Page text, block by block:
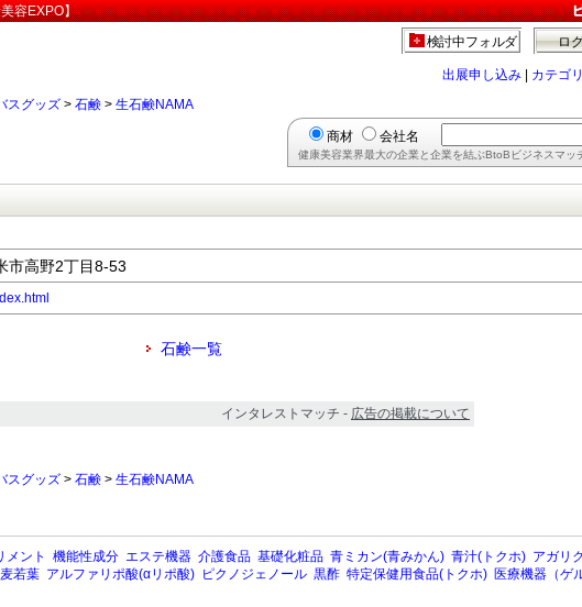
容EXPO】
ロ
検討中フォルダ
出展申し込み カテゴ
スグッズ > 石鹸 > 生石鹸NAMA
商材 会社名
健康美容業界最大の企業と企業を結ぶBtoBビジネスマッ
市高野2丁目8-53
石鹸一覧
インタレストマッチ - 広告の掲載について
スグッズ > 石鹸 > 生石鹸NAMA
メント 機能性成分 エステ機器 介護食品 基礎化粧品 青ミカン(青みかん) 青汁(トクホ) アガリ
若葉 アルファリポ酸(αリポ酸) ピクノジェノール 黒酢 特定保健用食品(トクホ) 医療機器（ゲ